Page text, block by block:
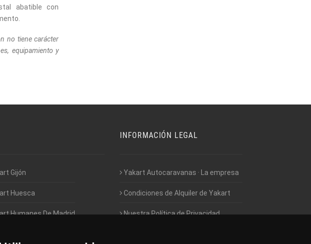
abatible con
no tiene carácter
equipamiento y
Gijón
Huesca
Humanes De Madrid
Jaén
INFORMACIÓN LEGAL
Yakart Autocaravanas · La empresa
Condiciones de Alquiler de Yakart
Nuestra Política de Privacidad